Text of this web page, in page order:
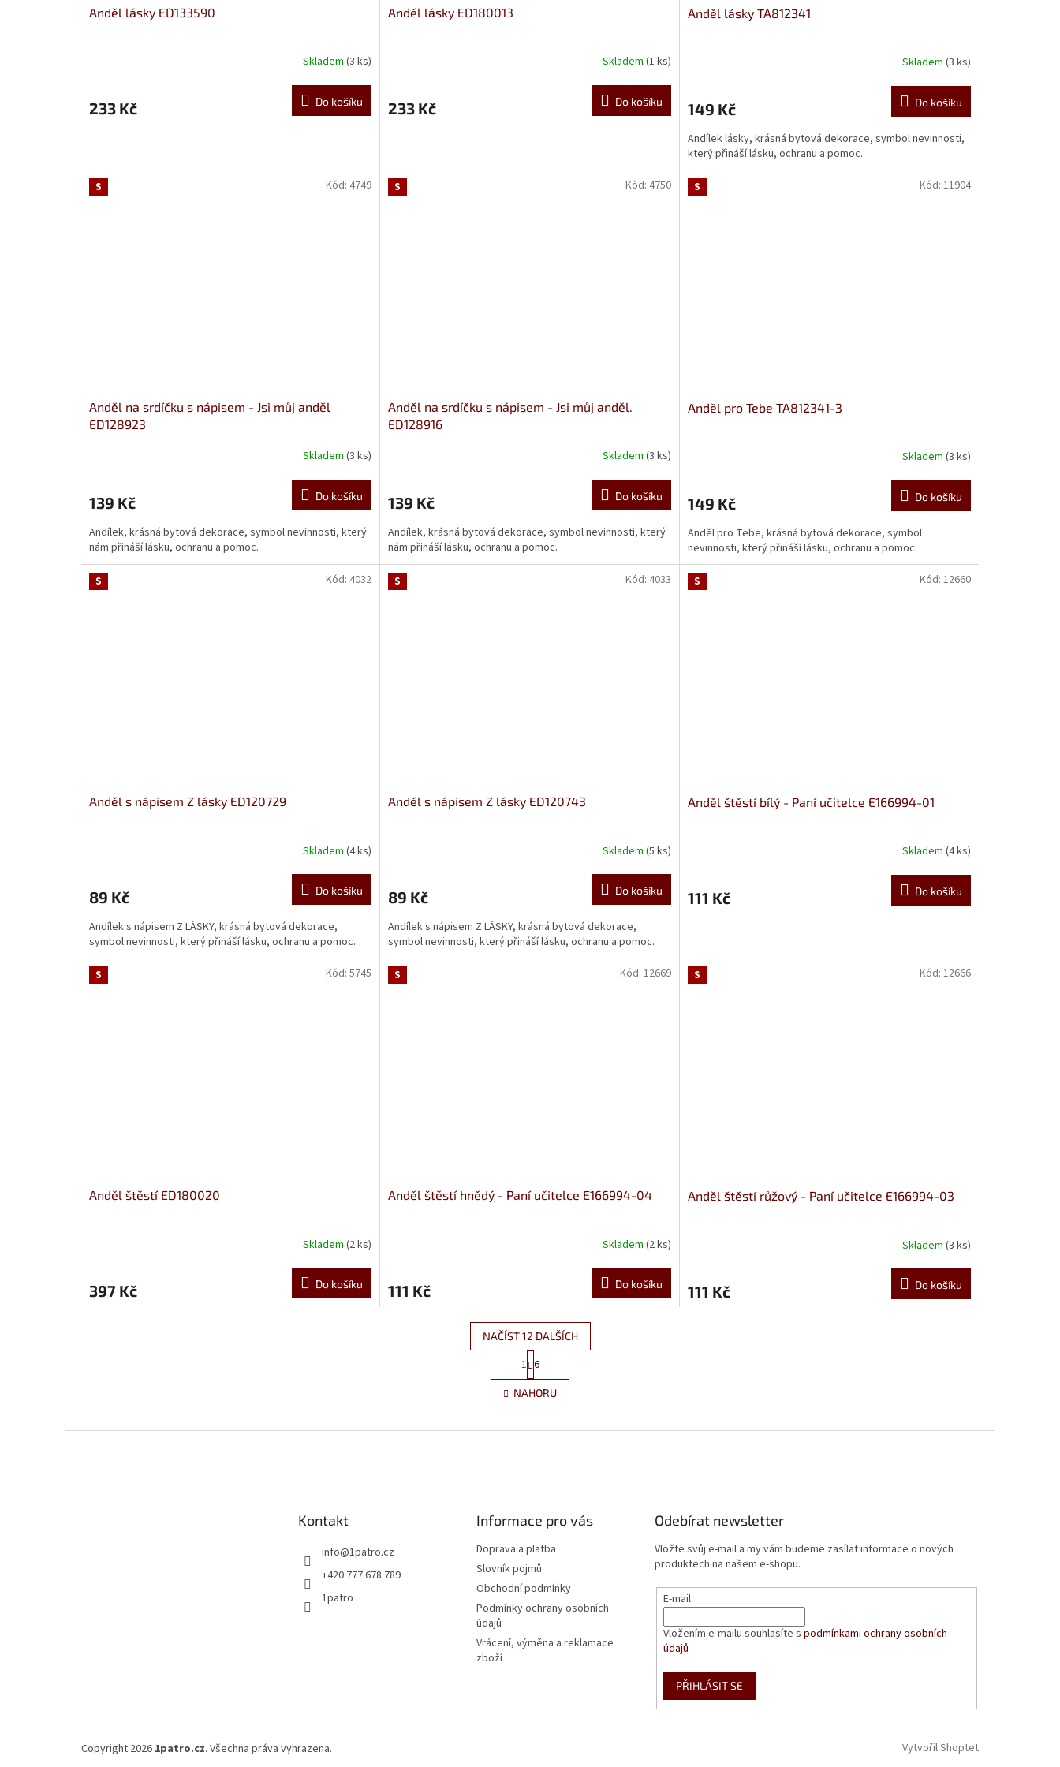
Anděl lásky ED133590
Skladem(3 ks)
233 Kč Do košíku
Anděl lásky ED180013
Skladem (1 ks)
233 Kč Do košíku
Anděl lásky TA812341
Skladem (3 ks)
149 Kč Do košíku
Andílek lásky, krásná bytová dekorace, symbol nevinnosti,
který přináší lásku, ochranu a pomoc.
S
Anděl na srdíčku s nápisem - Jsi můj anděl
ED128923
Skladem(3 ks)
139 Kč Do košíku
Andílek, krásná bytová dekorace, symbol nevinnosti, který
nám přináší lásku, ochranu a pomoc.
Kód: 4749 S
Anděl na srdíčku s nápisem - Jsi můj anděl.
ED128916
Skladem (3 ks)
139 Kč Do košíku
Andílek, krásná bytová dekorace, symbol nevinnosti, který
nám přináší lásku, ochranu a pomoc.
Kód: 4750 S
Anděl pro Tebe TA812341-3
Skladem (3 ks)
149 Kč Do košíku
Anděl pro Tebe, krásná bytová dekorace, symbol
nevinnosti, který přináší lásku, ochranu a pomoc.
Kód: 11904
S
Anděl s nápisem Z lásky ED120729
Skladem(4 ks)
89 Kč Do košíku
Andílek s nápisem Z LÁSKY, krásná bytová dekorace,
symbol nevinnosti, který přináší lásku, ochranu a pomoc.
Kód: 4032 S
Anděl s nápisem Z lásky ED120743
Skladem (5 ks)
89 Kč Do košíku
Andílek s nápisem Z LÁSKY, krásná bytová dekorace,
symbol nevinnosti, který přináší lásku, ochranu a pomoc.
Kód: 4033 S
Anděl štěstí bílý - Paní učitelce E166994-01
Skladem (4 ks)
111 Kč Do košíku
Kód: 12660
S
Anděl štěstí ED180020
Skladem(2 ks)
397 Kč Do košíku
Kód:5745 S
Anděl štěstí hnědý - Paní učitelce E166994-04
Skladem (2 ks)
111 Kč Do košíku
Kód: 12669 S
Anděl štěstí růžový - Paní učitelce E166994-03
Skladem (3 ks)
111 Kč Do košíku
Kód: 12666
O
v
l
d
v
y
v
p
i
u
NAČÍST 12 DALŠÍCH
t
r
á
n
1 6
NAHORU
Kontakt
info@1patro.cz
+420 777 678 789
1patro
Informace pro vás
Doprava a platba
Slovník pojmů
Obchodní podmínky
Podmínky ochrany osobních
údajů
Vrácení, výměna a reklamace
zboží
Odebírat newsletter
Vložte svůj e-mail a my vám budeme zasílat informace o nových
produktech na našem e-shopu.
E-mail
Vložením e-mailu souhlasíte spodmínkami ochrany osobních
údajů
PŘIHLÁSIT SE
Vytvořil Shoptet
Copyright 2026 1patro.cz. Všechna práva vyhrazena.